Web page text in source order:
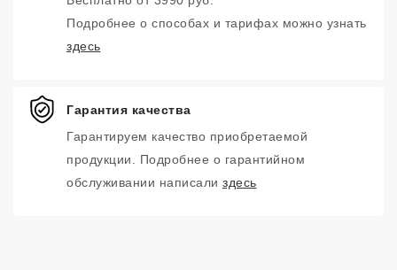
Подробнее о способах и тарифах можно узнать
здесь
Гарантия качества
Гарантируем качество приобретаемой
продукции. Подробнее о гарантийном
обслуживании написали здесь